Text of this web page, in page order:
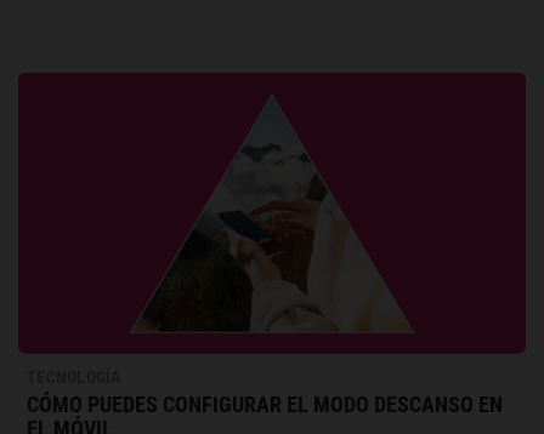
CÓMO PUEDES CONFIGURAR EL MODO DESCANSO EN
EL MÓVIL